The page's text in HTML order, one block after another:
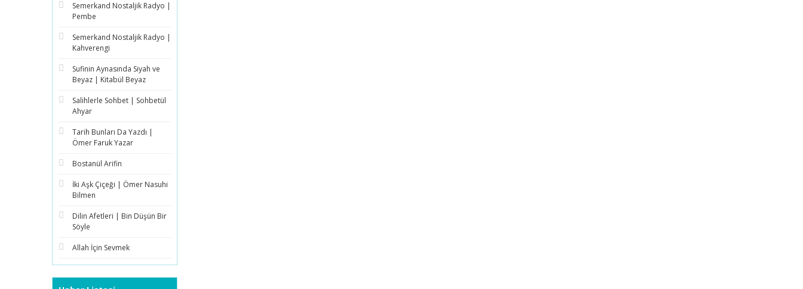
Semerkand Nostaljik Radyo |
Pembe
Semerkand Nostaljik Radyo |
Kahverengi
Sufinin Aynasında Siyah ve
Beyaz | Kitabül Beyaz
Salihlerle Sohbet | Sohbetül
Ahyar
Tarih Bunları Da Yazdı |
Ömer Faruk Yazar
Bostanül Arifin
İki Aşk Çiçeği | Ömer Nasuhi
Bilmen
Dilin Afetleri | Bin Düşün Bir
Söyle
Allah İçin Sevmek